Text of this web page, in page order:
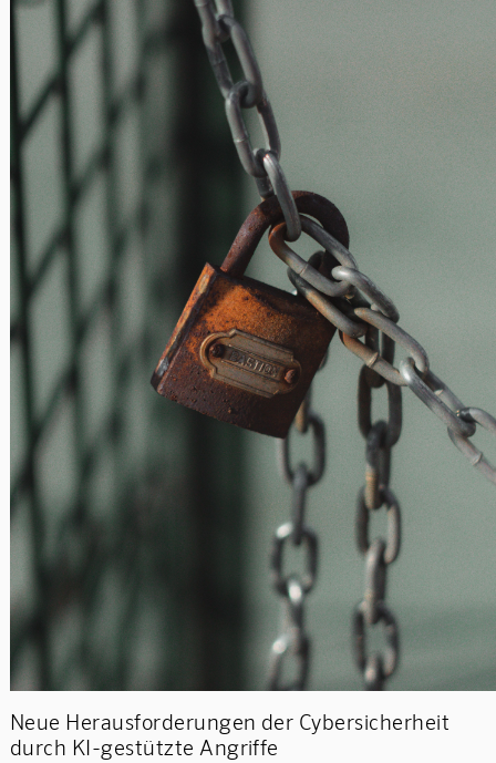
Neue Herausforderungen der Cybersicherheit
durch KI-gestützte Angriffe